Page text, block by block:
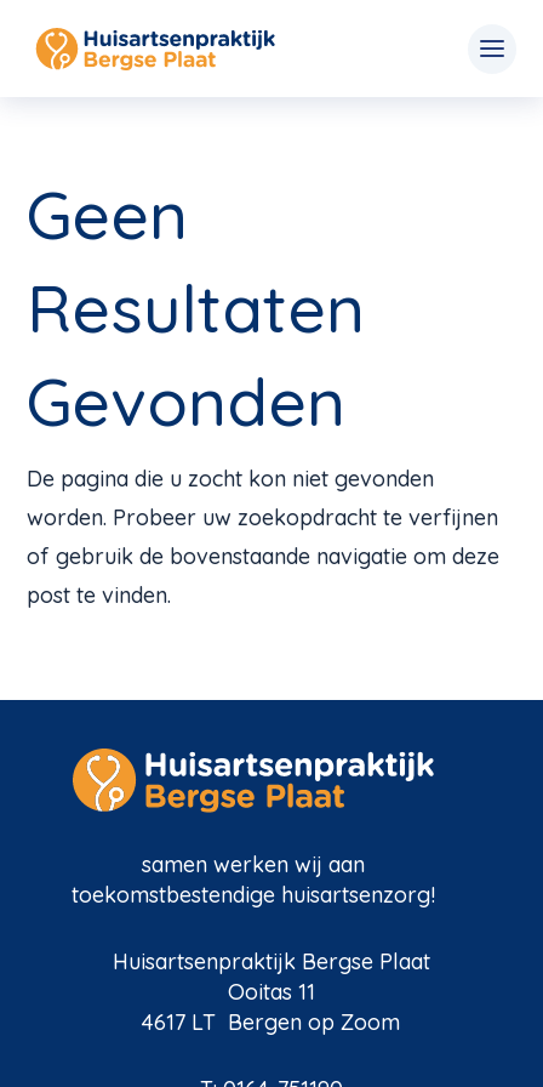
Geen
Resultaten
Gevonden
De pagina die u zocht kon niet gevonden
worden. Probeer uw zoekopdracht te verfijnen
of gebruik de bovenstaande navigatie om deze
post te vinden.
samen werken wij aan
toekomstbestendige huisartsenzorg!
Huisartsenpraktijk Bergse Plaat
Ooitas 11
4617 LT Bergen op Zoom